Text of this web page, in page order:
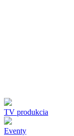
TV produkcia
Eventy